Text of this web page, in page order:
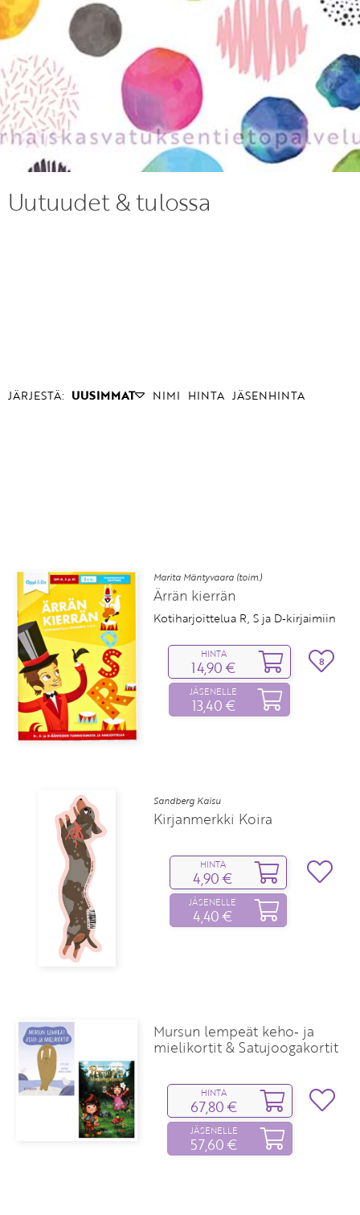
Uutuudet & tulossa
JÄRJESTÄ: UUSIMMAT NIMI HINTA JÄSENHINTA
Marita Mäntyvaara (toim.)
Ärrän kierrän
Kotiharjoittelua R, S ja D‑kirjaimiin
HINTA
14,90 €
JÄSENELLE
13,40 €
8
Sandberg Kaisu
Kirjanmerkki Koira
HINTA
4,90 €
JÄSENELLE
4,40 €
Mursun lempeät keho‑ ja
mielikortit & Satujoogakortit
HINTA
67,80 €
JÄSENELLE
57,60 €